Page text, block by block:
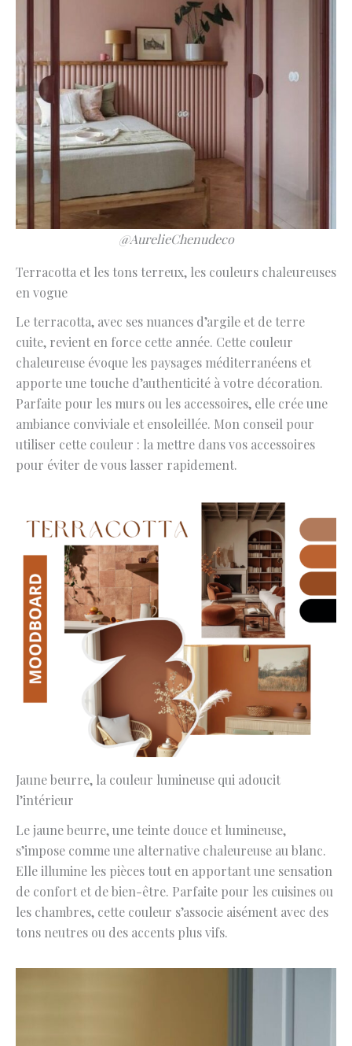
@AurelieChenudeco
Terracotta et les tons terreux, les couleurs chaleureuses
en vogue
Le terracotta, avec ses nuances d’argile et de terre
cuite, revient en force cette année. Cette couleur
chaleureuse évoque les paysages méditerranéens et
apporte une touche d’authenticité à votre décoration.
Parfaite pour les murs ou les accessoires, elle crée une
ambiance conviviale et ensoleillée. Mon conseil pour
utiliser cette couleur : la mettre dans vos accessoires
pour éviter de vous lasser rapidement.
Jaune beurre, la couleur lumineuse qui adoucit
l’intérieur
Le jaune beurre, une teinte douce et lumineuse,
s’impose comme une alternative chaleureuse au blanc.
Elle illumine les pièces tout en apportant une sensation
de confort et de bien-être. Parfaite pour les cuisines ou
les chambres, cette couleur s’associe aisément avec des
tons neutres ou des accents plus vifs.